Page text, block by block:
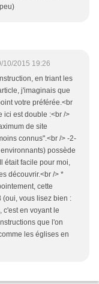
10/2015 19:26
en triant les
j'imaginais que
votre préférée.<br
ici est double :<br />
de site
connus".<br /> -2-
possède
était facile pour moi,
découvrir.<br /> *
cette
(oui, vous lisez bien :
c'est en voyant le
que l'on
les églises en